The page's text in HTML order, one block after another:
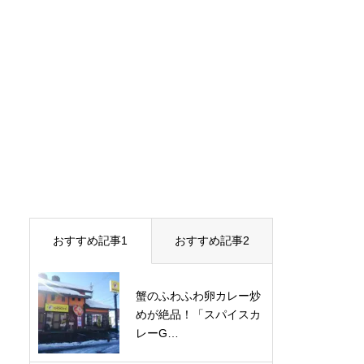
おすすめ記事1 おすすめ記事2
蟹のふわふわ卵カレー炒
めが絶品！「スパイスカ
レーG…